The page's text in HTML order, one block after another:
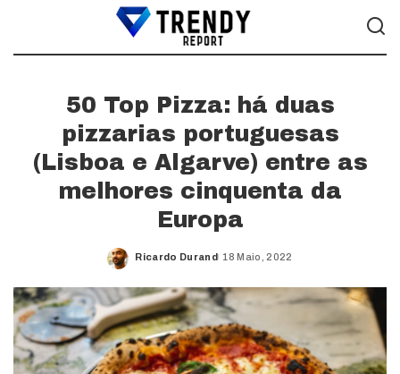
50 Top Pizza: há duas
pizzarias portuguesas
(Lisboa e Algarve) entre as
melhores cinquenta da
Europa
Posted
Ricardo Durand 18 Maio, 2022